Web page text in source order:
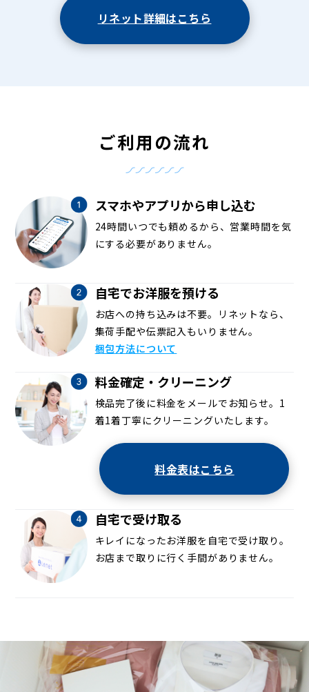
リネット詳細はこちら
ご利用の流れ
スマホやアプリから申し込む
24時間いつでも頼めるから、営業時間を気
にする必要がありません。
自宅でお洋服を預ける
お店への持ち込みは不要。リネットなら、
集荷手配や伝票記入もいりません。
梱包方法について
料金確定・クリーニング
検品完了後に料金をメールでお知らせ。1
着1着丁寧にクリーニングいたします。
料金表はこちら
自宅で受け取る
キレイになったお洋服を自宅で受け取り。
お店まで取りに行く手間がありません。